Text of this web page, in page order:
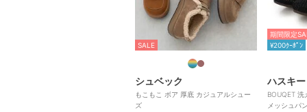
SALE
シュベック
もこもこ ボア 厚底 カジュアルシュー
ズ
期間限定
¥200ｸｰﾎﾟﾝ
ハスキー
BOUQET
メッシュパ